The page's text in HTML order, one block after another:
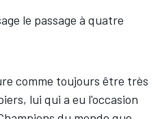
le passage à quatre
comme toujours être très
lui qui a eu l'occasion